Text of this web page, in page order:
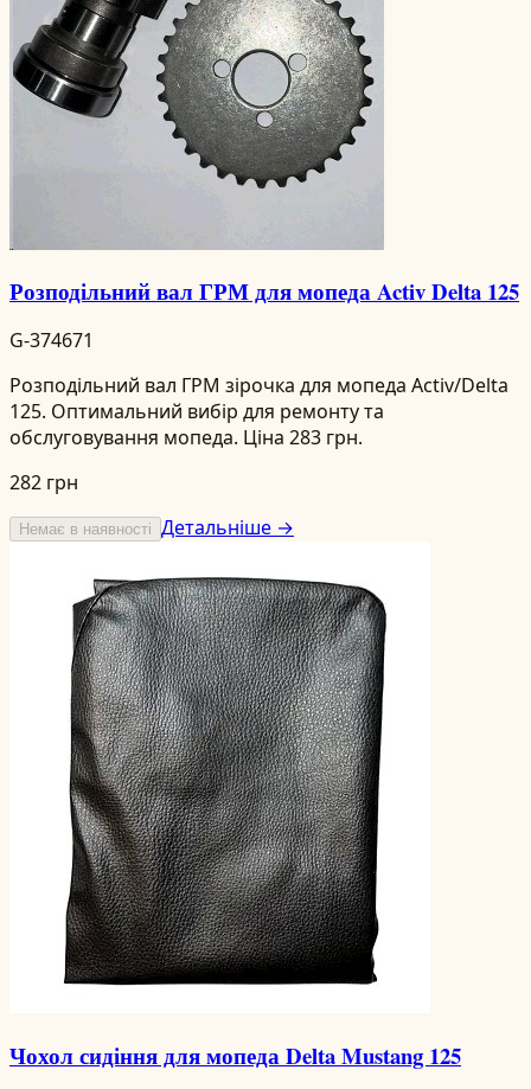
Розподільний вал ГРМ для мопеда Activ Delta 125
G-374671
Розподільний вал ГРМ зірочка для мопеда Activ/Delta
125. Оптимальний вибір для ремонту та
обслуговування мопеда. Ціна 283 грн.
282 грн
Немає в наявності Детальніше →
Чохол сидіння для мопеда Delta Mustang 125